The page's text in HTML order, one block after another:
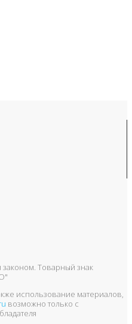
Товарный знак
использование материалов,
возможно только с